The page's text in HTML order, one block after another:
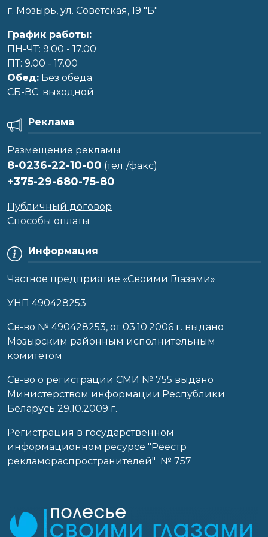
г. Мозырь, ул. Советская, 19 "Б"
График работы:
ПН-ЧТ: 9.00 - 17.00
ПТ: 9.00 - 17.00
Обед: Без обеда
CБ-ВС: выходной
Информация
Частное предприятие «Своими Глазами»
УНП 490428253
Cв-во № 490428253, от 03.10.2006 г. выдано
Мозырским районным исполнительным
комитетом
Св-во о регистрации СМИ № 755 выдано
Министерством информации Республики
Беларусь 29.10.2009 г.
Регистрация в государственном
информационном ресурсе "Реестр
рекламораспространителей" № 757
Реклама
Размещение рекламы
8-0236-22-10-00 (тел./факс)
+375-29-680-75-80
Публичный договор
Способы оплаты